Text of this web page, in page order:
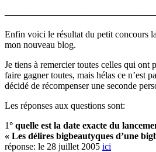
Enfin voici le résultat du petit concours
mon nouveau blog.
Je tiens à remercier toutes celles qui ont
faire gagner toutes, mais hélas ce n’est
décidé de récompenser une seconde
Les réponses aux questions sont:
1° quelle est la date exacte du
« Les délires bigbeautyques d’une
réponse: le 28 juillet 2005 ici